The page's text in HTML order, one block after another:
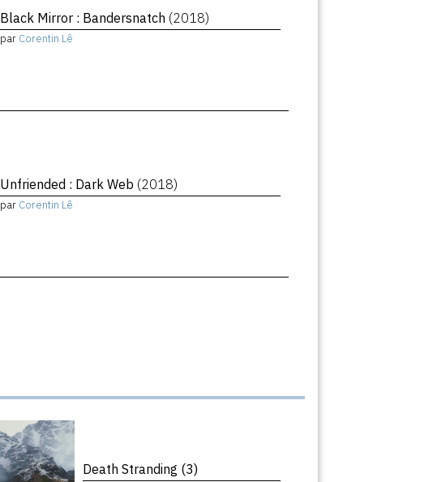
Black Mirror : Bandersnatch (2018)
par Corentin Lê
Unfriended : Dark Web (2018)
par Corentin Lê
Death Stranding (3)